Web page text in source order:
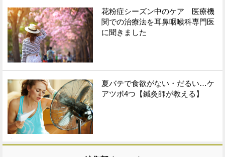
花粉症シーズン中のケア 医療機
関での治療法を耳鼻咽喉科専門医
に聞きました
夏バテで食欲がない・だるい…ケ
アツボ4つ【鍼灸師が教える】